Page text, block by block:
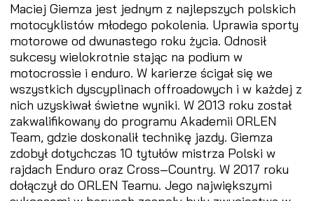
Maciej Giemza jest jednym z najlepszych polskich
motocyklistów młodego pokolenia. Uprawia sporty
motorowe od dwunastego roku życia. Odnosił
sukcesy wielokrotnie stając na podium w
motocrossie i enduro. W karierze ścigał się we
wszystkich dyscyplinach offroadowych i w każdej z
nich uzyskiwał świetne wyniki. W 2013 roku został
zakwalifikowany do programu Akademii ORLEN
Team, gdzie doskonalił technikę jazdy. Giemza
zdobył dotychczas 10 tytułów mistrza Polski w
rajdach Enduro oraz Cross–Country. W 2017 roku
dołączył do ORLEN Teamu. Jego największymi